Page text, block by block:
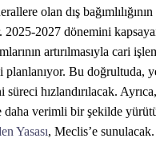
olan dış bağımlılığının
2025-2027 dönemini
artırılmasıyla cari
planlanıyor. Bu doğrultuda,
süreci hızlandırılacak.
daha verimli bir şekilde
Yasası, Meclis’e sunulacak.